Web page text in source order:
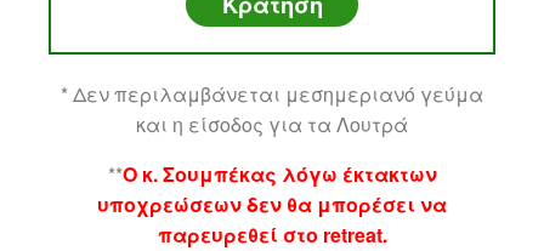
* Δεν περιλαμβάνεται μεσημεριανό γεύμα
και η είσοδος για τα Λουτρά
**Ο κ. Σουμπέκας λόγω έκτακτων
υποχρεώσεων δεν θα μπορέσει να
παρευρεθεί στο retreat.